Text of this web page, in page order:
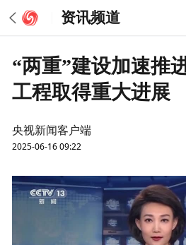
资讯频道
“两重”建设加速推
工程取得重大进展
央视新闻客户端
2025-06-16 09:22